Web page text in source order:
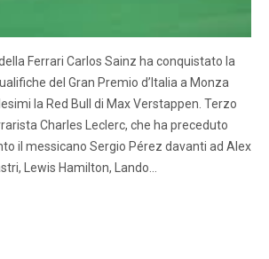
Ferrari Carlos Sainz ha conquistato la
del Gran Premio d’Italia a Monza
la Red Bull di Max Verstappen. Terzo
Charles Leclerc, che ha preceduto
il messicano Sergio Pérez davanti ad Alex
Lewis Hamilton, Lando…